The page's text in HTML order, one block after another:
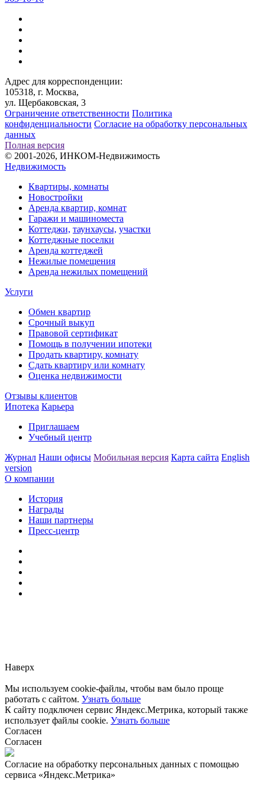
Адрес для корреспонденции:
105318, г. Москва,
ул. Щербаковская, 3
Ограничение ответственности Политика
конфиденциальности Согласие на обработку персональных
данных
Полная версия
© 2001-2026, ИНКОМ-Недвижимость
Недвижимость
Квартиры, комнаты
Новостройки
Аренда квартир, комнат
Гаражи и машиноместа
Коттеджи, таунхаусы, участки
Коттеджные поселки
Аренда коттеджей
Нежилые помещения
Аренда нежилых помещений
Услуги
Обмен квартир
Срочный выкуп
Правовой сертификат
Помощь в получении ипотеки
Продать квартиру, комнату
Сдать квартиру или комнату
Оценка недвижимости
Отзывы клиентов
Ипотека Карьера
Приглашаем
Учебный центр
Журнал Наши офисы Мобильная версия Карта сайта English
version
О компании
История
Награды
Наши партнеры
Пресс-центр
Наверх
Мы используем cookie-файлы, чтобы вам было проще
работать с сайтом. Узнать больше
К сайту подключен сервис Яндекс.Метрика, который также
использует файлы cookie. Узнать больше
Согласен
Согласен
Согласие на обработку персональных данных с помощью
сервиса «Яндекс.Метрика»